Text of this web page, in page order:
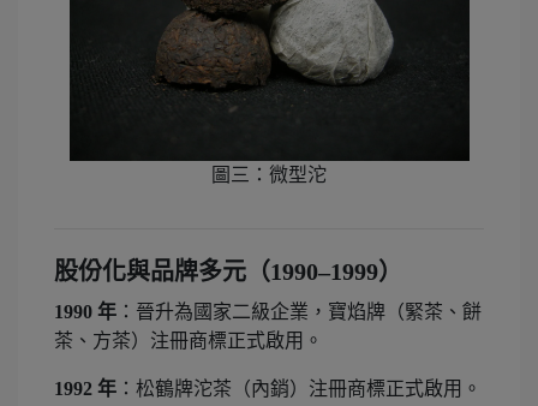
圖三：微型沱
股份化與品牌多元（1990–1999）
1990 年 ：晉升為國家二級企業，寶焰牌（緊茶、餅
茶、方茶）注冊商標正式啟用。
1992 年 ：松鶴牌沱茶（內銷）注冊商標正式啟用。